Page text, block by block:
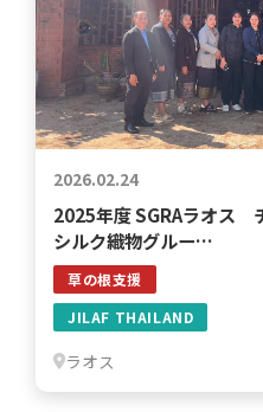
2026.02.24
2025年度 SGRAラオス
シルク織物グルー…
草の根支援
JILAF THAILAND
ラオス